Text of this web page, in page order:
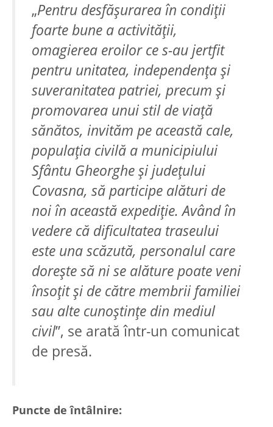
„Pentru desfăşurarea în condiții
foarte bune a activității,
omagierea eroilor ce s-au jertfit
pentru unitatea, independența și
suveranitatea patriei, precum și
promovarea unui stil de viață
sănătos, invităm pe această cale,
populația civilă a municipiului
Sfântu Gheorghe și județului
Covasna, să participe alături de
noi în această expediție. Având în
vedere că dificultatea traseului
este una scăzută, personalul care
dorește să ni se alăture poate veni
însoțit și de către membrii familiei
sau alte cunoștințe din mediul
civil”, se arată într-un comunicat
de presă.
Puncte de întâlnire: